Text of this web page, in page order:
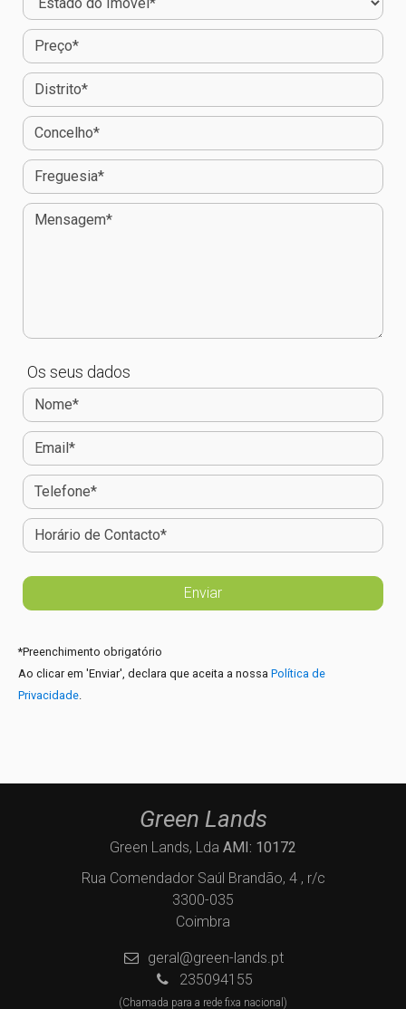
Os seus dados
*Preenchimento obrigatório
Ao clicar em 'Enviar', declara que aceita a nossa Política de
Privacidade
Green Lands
Green Lands, Lda AMI: 10172
Rua Comendador Saúl Brandão, 4 , r/c
3300-035
Coimbra
geral@green-lands.pt
235094155
(Chamada para a rede fixa nacional)